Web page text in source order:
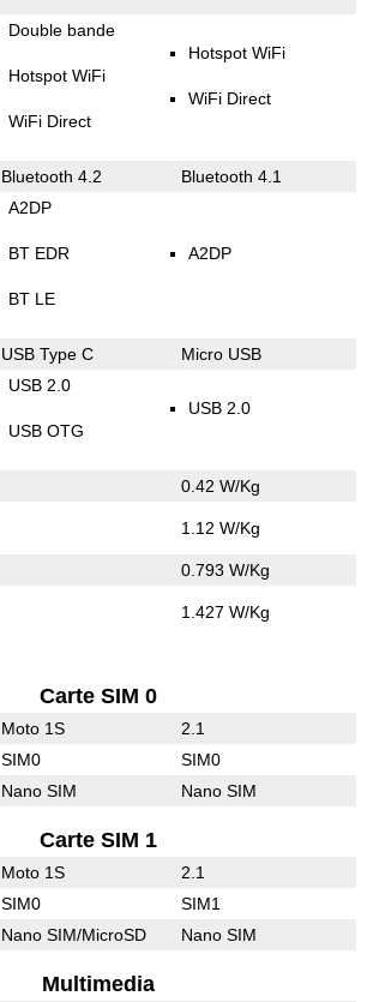
Double bande
Hotspot WiFi
WiFi Direct
Hotspot WiFi
WiFi Direct
Bluetooth 4.2 Bluetooth 4.1
A2DP
BT EDR
BT LE
A2DP
USB Type C Micro USB
USB 2.0
USB OTG
USB 2.0
0.42 W/Kg
1.12 W/Kg
0.793 W/Kg
1.427 W/Kg
Carte SIM 0
Moto 1S 2.1
SIM0 SIM0
Nano SIM Nano SIM
Carte SIM 1
Moto 1S 2.1
SIM0 SIM1
Nano SIM/MicroSD Nano SIM
Multimedia